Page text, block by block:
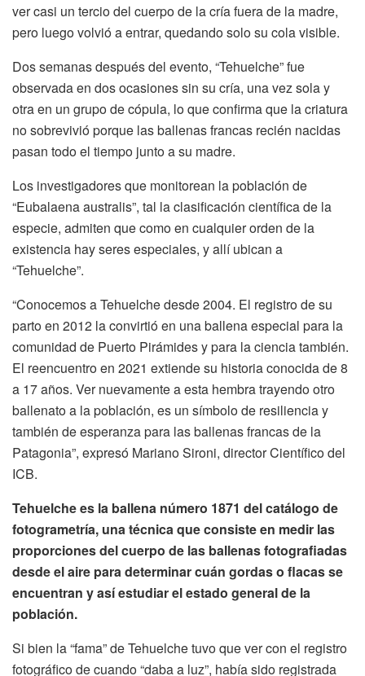
ver casi un tercio del cuerpo de la cría fuera de la madre,
pero luego volvió a entrar, quedando solo su cola visible.
Dos semanas después del evento, “Tehuelche” fue
observada en dos ocasiones sin su cría, una vez sola y
otra en un grupo de cópula, lo que confirma que la criatura
no sobrevivió porque las ballenas francas recién nacidas
pasan todo el tiempo junto a su madre.
Los investigadores que monitorean la población de
“Eubalaena australis”, tal la clasificación científica de la
especie, admiten que como en cualquier orden de la
existencia hay seres especiales, y allí ubican a
“Tehuelche”.
“Conocemos a Tehuelche desde 2004. El registro de su
parto en 2012 la convirtió en una ballena especial para la
comunidad de Puerto Pirámides y para la ciencia también.
El reencuentro en 2021 extiende su historia conocida de 8
a 17 años. Ver nuevamente a esta hembra trayendo otro
ballenato a la población, es un símbolo de resiliencia y
también de esperanza para las ballenas francas de la
Patagonia”, expresó Mariano Sironi, director Científico del
ICB.
Tehuelche es la ballena número 1871 del catálogo de
fotogrametría, una técnica que consiste en medir las
proporciones del cuerpo de las ballenas fotografiadas
desde el aire para determinar cuán gordas o flacas se
encuentran y así estudiar el estado general de la
población.
Si bien la “fama” de Tehuelche tuvo que ver con el registro
fotográfico de cuando “daba a luz”, había sido registrada